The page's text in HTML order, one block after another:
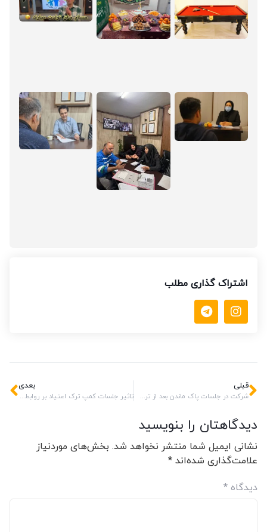
اشتراک گذاری مطلب
قبلی
شرکت در جلسات پاک ماندن بعد از ترک اعتیاد
بعدی
تاثیر جلسات کمپ ترک اعتیاد بر روابط اجتماعی بیمار
دیدگاهتان را بنویسید
نشانی ایمیل شما منتشر نخواهد شد. بخش‌های موردنیاز
علامت‌گذاری شده‌اند *
دیدگاه *